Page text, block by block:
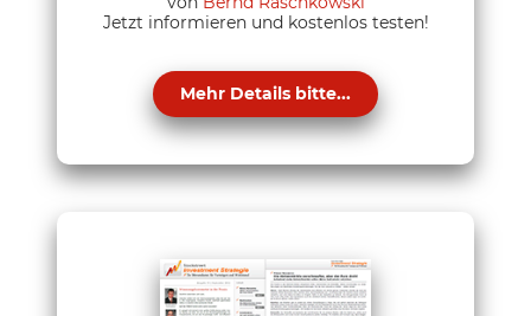
Jetzt informieren und kostenlos testen!
Mehr Details bitte...